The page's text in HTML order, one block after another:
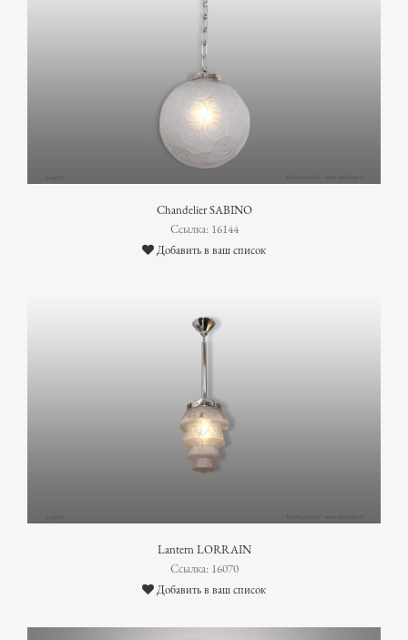
Chandelier SABINO
Ссылка: 16144
Добавить в ваш список
Lantern LORRAIN
Ссылка: 16070
Добавить в ваш список